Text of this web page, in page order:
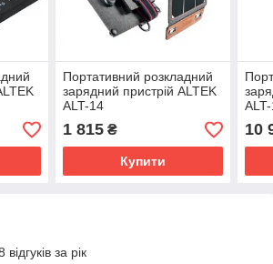
Портативний розкладний
зарядний пристрій ALTEK
ALT-14
1 815₴
Купити
10
за рік